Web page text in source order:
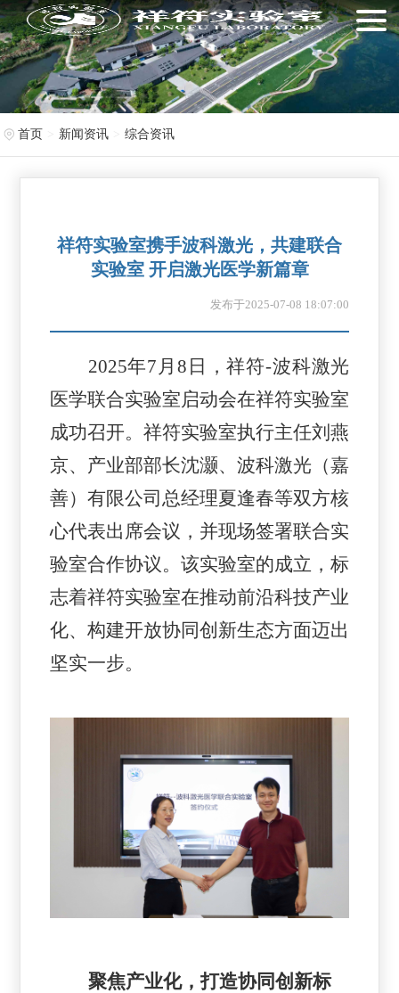
首页 新闻资讯 综合资讯
祥符实验室携手波科激光，共建联合
实验室 开启激光医学新篇章
发布于2025-07-08 18:07:00
2025年7月8日，祥符-波科激光
医学联合实验室启动会在祥符实验室
成功召开。祥符实验室执行主任刘燕
京、产业部部长沈灏、波科激光（嘉
善）有限公司总经理夏逢春等双方核
心代表出席会议，并现场签署联合实
验室合作协议。该实验室的成立，标
志着祥符实验室在推动前沿科技产业
化、构建开放协同创新生态方面迈出
坚实一步。
聚焦产业化，打造协同创新标